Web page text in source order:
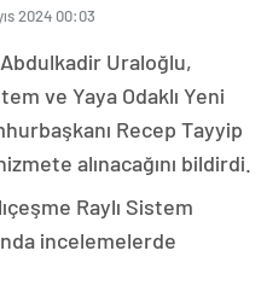
2024 00:03
Abdulkadir Uraloğlu,
ve Yaya Odaklı Yeni
Recep Tayyip
alınacağını bildirdi.
Raylı Sistem
incelemelerde